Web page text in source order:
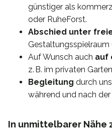
günstiger als
oder RuheForst.
Abschied unter
Auf Wunsch auch auf
z. B. im privaten
Begleitung durch
während und nach
In unmittelbarer Nähe